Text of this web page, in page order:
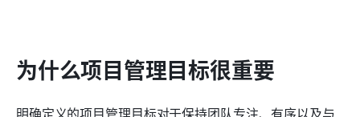
为什么项目管理目标很重要
明确定义的项目管理目标对于保持团队专注、有序以及与